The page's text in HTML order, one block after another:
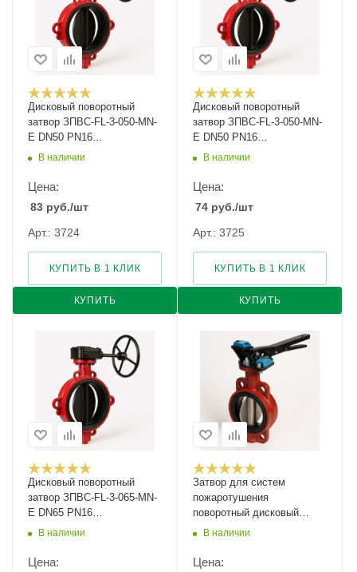
Дисковый поворотный
затвор ЗПВС-FL-3-050-MN-
E DN50 PN16
межфланцевый с двумя
E5401
В наличии
Цена:
83 руб./шт
Арт.: 3724
КУПИТЬ
КУПИТЬ В 1 КЛИК
Дисковый поворотный
затвор ЗПВС-FL-3-050-MN-
E DN50 PN16
межфланцевый с двумя
В наличии
Цена:
74 руб./шт
Арт.: 3725
КУПИТЬ
КУПИТЬ В 1 КЛИК
Дисковый поворотный
затвор ЗПВС-FL-3-065-MN-
E DN65 PN16
межфланцевый с двумя
E5401
В наличии
Цена:
Затвор для систем
пожаротушения
поворотный дисковый
фланцевый тип 017W
В наличии
Цена: